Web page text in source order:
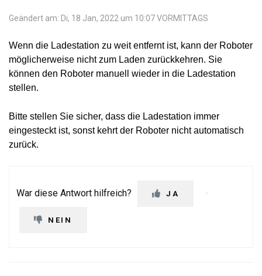
Geändert am: Di, 18 Jan, 2022 um 10:07 VORMITTAGS
Wenn die Ladestation zu weit entfernt ist, kann der Roboter
möglicherweise nicht zum Laden zurückkehren. Sie
können den Roboter manuell wieder in die Ladestation
stellen.
Bitte stellen Sie sicher, dass die Ladestation immer
eingesteckt ist, sonst kehrt der Roboter nicht automatisch
zurück.
War diese Antwort hilfreich? JA
NEIN